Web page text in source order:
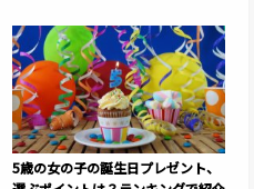
5歳の女の子の誕生日プレゼント、